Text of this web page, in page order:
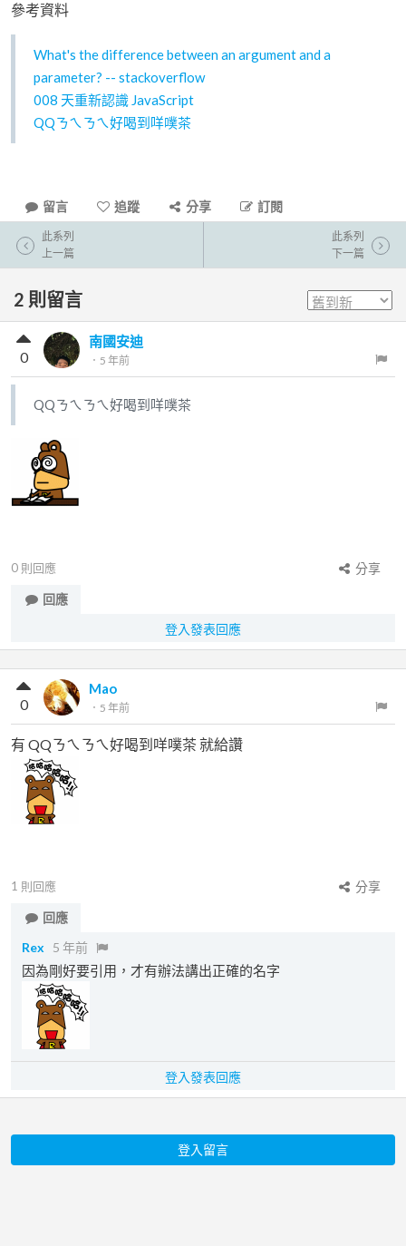
參考資料
What's the difference between an argument and a
parameter? -- stackoverflow
008 天重新認識 JavaScript
QQㄋㄟㄋㄟ好喝到咩噗茶
留言 追蹤 分享 訂閱
此系列
上一篇
此系列
下一篇
2 則留言
南國安迪
． 5 年前
0
QQㄋㄟㄋㄟ好喝到咩噗茶
0 則回應
分享
回應
登入發表回應
Mao
． 5 年前
0
有 QQㄋㄟㄋㄟ好喝到咩噗茶 就給讚
1 則回應
分享
回應
Rex
5 年前
因為剛好要引用，才有辦法講出正確的名字
登入發表回應
登入留言